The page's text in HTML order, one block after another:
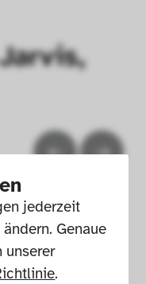
jederzeit
Genaue
Informationen finden Sie in unserer
.